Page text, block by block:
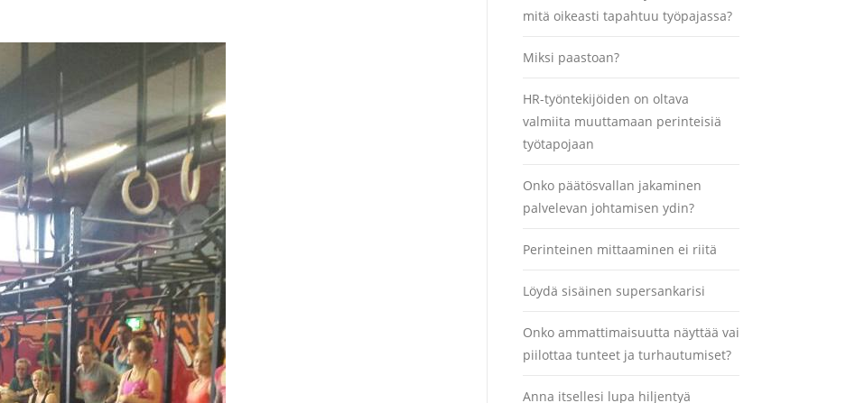
mitä oikeasti tapahtuu työpajassa?
Miksi paastoan?
HR-työntekijöiden on oltava
valmiita muuttamaan perinteisiä
työtapojaan
Onko päätösvallan jakaminen
palvelevan johtamisen ydin?
Perinteinen mittaaminen ei riitä
Löydä sisäinen supersankarisi
Onko ammattimaisuutta näyttää vai
piilottaa tunteet ja turhautumiset?
Anna itsellesi lupa hiljentyä